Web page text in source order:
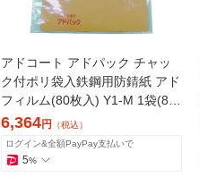
アドコート アドパック チャッ
ク付ポリ袋入鉄鋼用防錆紙 アド
フィルム(80枚入) Y1-M 1袋(80
枚) 375-0116（直送品）
6,364円
（税込）
ログイン&全額PayPay支払いで
5%